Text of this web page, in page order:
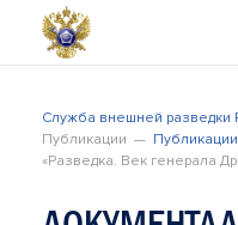
Служба внешней разведки
Публикации
«Разведка. Век генерала